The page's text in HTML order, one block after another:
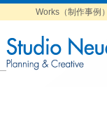
Works（制作事例